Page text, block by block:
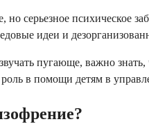
серьезное психическое
идеи и
пугающе, важно
в помощи детям в